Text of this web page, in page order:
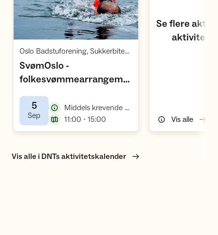
Åpne aktivitet
Oslo Badstuforening, Sukkerbiten / Oslo
SvømOslo -
folkesvømmearrangement
5. september
5
Sep
Middels krevende arrangement, vannaktivitet
11:00 - 15:00
Se flere
Vis alle
Vis alle i DNTs aktivitetskalender